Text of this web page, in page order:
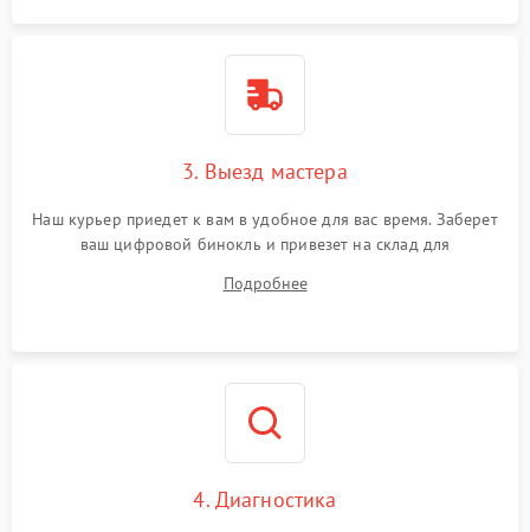
3. Выезд мастера
Наш курьер приедет к вам в удобное для вас время. Заберет
ваш цифровой бинокль и привезет на склад для
Подробнее
4. Диагностика